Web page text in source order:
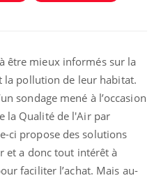
être mieux informés sur la
la pollution de leur habitat.
sondage mené à l’occasion
la Qualité de l'Air par
ci propose des solutions
et a donc tout intérêt à
faciliter l’achat. Mais au-